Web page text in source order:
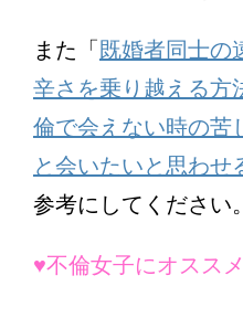
また「既婚者同士の
辛さを乗り越える方
倫で会えない時の苦
と会いたいと思わせ
参考にしてください。
♥不倫女子にオスス